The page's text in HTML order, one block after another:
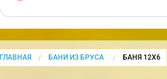
ГЛАВНАЯ БАНИ ИЗ БРУСА CURRENT:
БАНЯ 12Х6